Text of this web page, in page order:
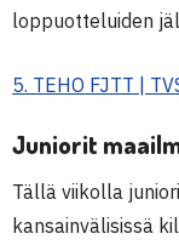
loppuotteluiden
5. TEHO FJTT |
Juniorit
Tällä viikolla
kansainvälisissä